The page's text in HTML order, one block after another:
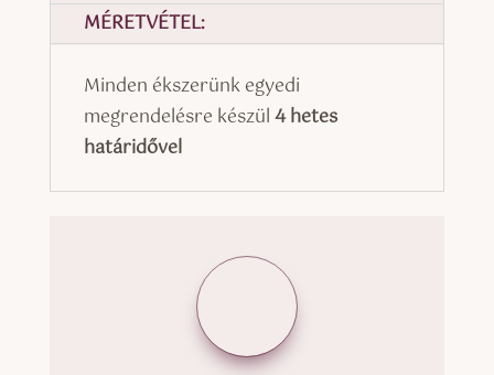
MÉRETVÉTEL:
Minden ékszerünk egyedi
megrendelésre készül4 hetes
határidővel